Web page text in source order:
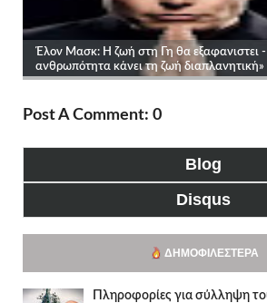
Post A Comment: 0
Blog
Disqus
ΔΗΜΟΦΙΛΈΣΤΕΡΑ
Πληροφορίες για σύλληψη